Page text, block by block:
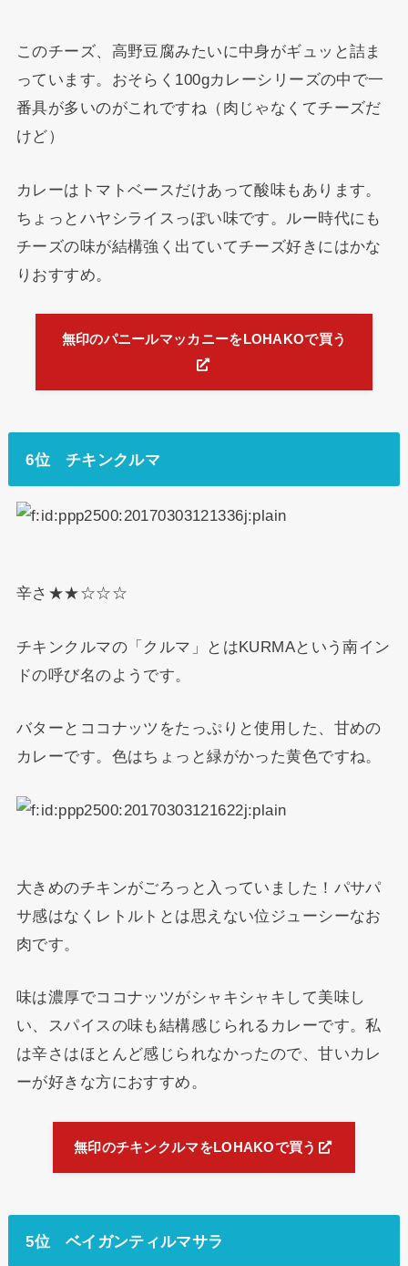
このチーズ、高野豆腐みたいに中身がギュッと詰ま
っています。おそらく100gカレーシリーズの中で一
番具が多いのがこれですね（肉じゃなくてチーズだ
けど）
カレーはトマトベースだけあって酸味もあります。
ちょっとハヤシライスっぽい味です。ルー時代にも
チーズの味が結構強く出ていてチーズ好きにはかな
りおすすめ。
無印のパニールマッカニーをLOHAKOで買う
6位 チキンクルマ
辛さ★★☆☆☆
チキンクルマの「クルマ」とはKURMAという南イン
ドの呼び名のようです。
バターとココナッツをたっぷりと使用した、甘めの
カレーです。色はちょっと緑がかった黄色ですね。
大きめのチキンがごろっと入っていました！パサパ
サ感はなくレトルトとは思えない位ジューシーなお
肉です。
味は濃厚でココナッツがシャキシャキして美味し
い、スパイスの味も結構感じられるカレーです。私
は辛さはほとんど感じられなかったので、甘いカレ
ーが好きな方におすすめ。
無印のチキンクルマをLOHAKOで買う
5位 ベイガンティルマサラ